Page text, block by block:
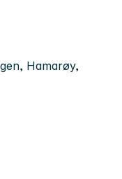
Hamarøy,